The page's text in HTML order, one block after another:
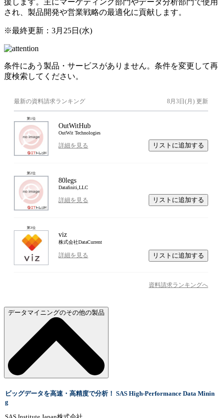
され、製品開発や営業戦略の最適化に貢献します。
※最終更新： 3月25日(水)
条件にあう製品・サービスがありません。条件を変更して再
度検索してください。
最新の資料請求ランキング 8月3日(月) 更新
第1位
OutWitHub
OutWit Technologies
詳細を見る リストに追加する
第2位
80legs
Datafiniti,LLC
詳細を見る リストに追加する
第3位
viz
株式会社DataCurrent
詳細を見る リストに追加する
資料請求ランキングへ
データマイニングのその他の製品
ビッグデータを高速・高精度で分析！ SAS High-Performance Data Minin
g